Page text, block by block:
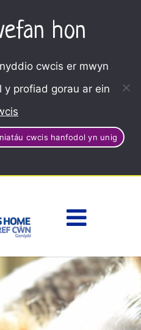
hon
cwcis er mwyn
y profiad gorau ar ein
cwcis hanfodol yn unig